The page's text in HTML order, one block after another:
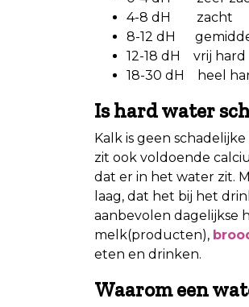
4-8 dH zacht
8-12 dH
12-18 dH vrij hard
18-30 dH heel
Is hard water
Kalk is geen
zit ook voldoende
dat er in het water zit.
laag, dat het bij het
aanbevolen dagelijkse
melk(producten),
eten en drinken.
Waarom een